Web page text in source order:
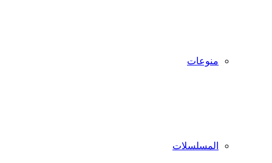
منوعات
المسلسلات